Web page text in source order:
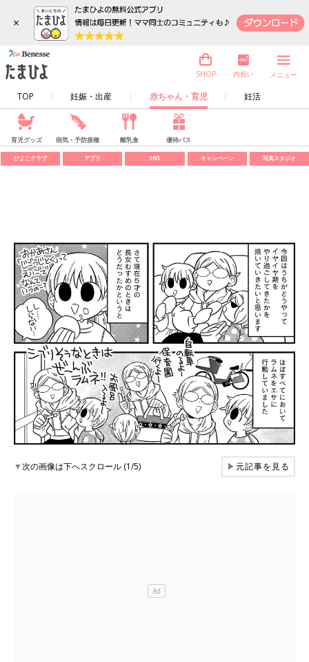
×
TOP 妊娠・出産 赤ちゃん・育児 妊活
SHOP 内祝い メニュー
育児グッズ 病気・予防接種 離乳食 優待パス
ひよこクラブ アプリ SNS キャンペーン 写真スタジオ
▼次の画像は下へスクロール (1/5) ▶元記事を見る